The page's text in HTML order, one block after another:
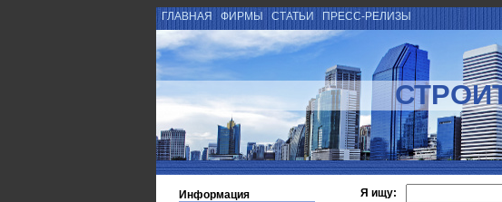
ГЛАВНАЯ ФИРМЫ СТАТЬИ ПРЕСС-РЕЛИЗЫ
Информация
Я ищу: